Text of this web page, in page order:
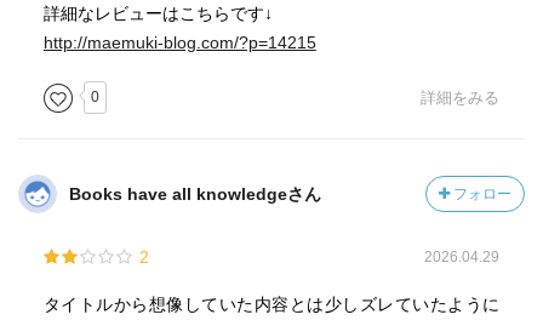
詳細なレビューはこちらです↓
http://maemuki-blog.com/?p=14215
0 詳細をみる
Books have all knowledgeさん フォロー
2 2026.04.29
タイトルから想像していた内容とは少しズレていたように